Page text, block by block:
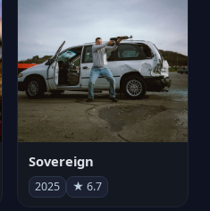
Sovereign
2025 ★ 6.7